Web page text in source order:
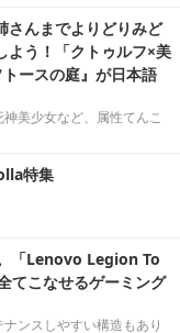
さんまでよりどりみど
よう！「クトゥルフ×美
ースの庭』が日本語
美少女など、属性てんこ
特集
「Lenovo Legion To
てこなせるゲーミング
ンスしやすい構造もあり